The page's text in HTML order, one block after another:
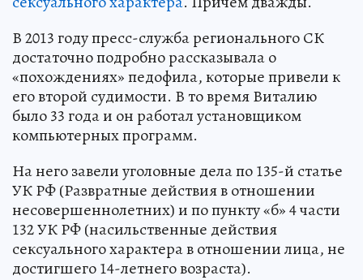
В 2013 году пресс-служба регионального СК
достаточно подробно рассказывала о
«похождениях» педофила, которые привели к
его второй судимости. В то время Виталию
было 33 года и он работал установщиком
компьютерных программ.
На него завели уголовные дела по 135-й статье
УК РФ (Развратные действия в отношении
несовершеннолетних) и по пункту «б» 4 части
132 УК РФ (насильственные действия
сексуального характера в отношении лица, не
достигшего 14-летнего возраста).